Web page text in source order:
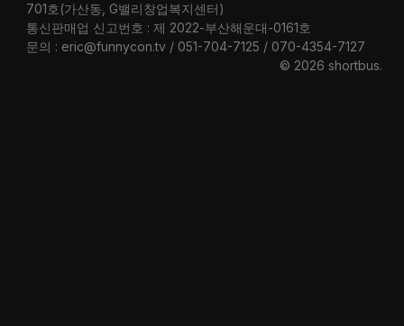
701호(가산동, G밸리창업복지센터)
통신판매업 신고번호 : 제 2022-부산해운대-0161호
문의 : eric@funnycon.tv / 051-704-7125 / 070-4354-7127
© 2026 shortbus.